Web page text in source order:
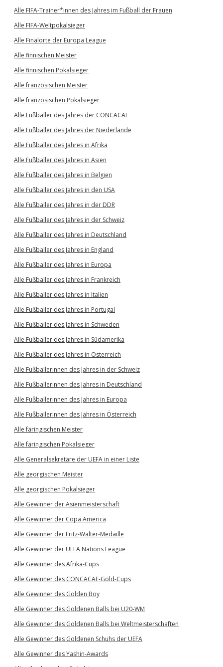
Alle FIFA-Trainer*innen des Jahres im Fußball der Frauen
Alle FIFA-Weltpokalsieger
Alle Finalorte der Europa League
Alle finnischen Meister
Alle finnischen Pokalsieger
Alle französischen Meister
Alle französischen Pokalsieger
Alle Fußballer des Jahres der CONCACAF
Alle Fußballer des Jahres der Niederlande
Alle Fußballer des Jahres in Afrika
Alle Fußballer des Jahres in Asien
Alle Fußballer des Jahres in Belgien
Alle Fußballer des Jahres in den USA
Alle Fußballer des Jahres in der DDR
Alle Fußballer des Jahres in der Schweiz
Alle Fußballer des Jahres in Deutschland
Alle Fußballer des Jahres in England
Alle Fußballer des Jahres in Europa
Alle Fußballer des Jahres in Frankreich
Alle Fußballer des Jahres in Italien
Alle Fußballer des Jahres in Portugal
Alle Fußballer des Jahres in Schweden
Alle Fußballer des Jahres in Südamerika
Alle Fußballer des Jahres in Österreich
Alle Fußballerinnen des Jahres in der Schweiz
Alle Fußballerinnen des Jahres in Deutschland
Alle Fußballerinnen des Jahres in Europa
Alle Fußballerinnen des Jahres in Österreich
Alle färingischen Meister
Alle färingischen Pokalsieger
Alle Generalsekretäre der UEFA in einer Liste
Alle georgischen Meister
Alle georgischen Pokalsieger
Alle Gewinner der Asienmeisterschaft
Alle Gewinner der Copa America
Alle Gewinner der Fritz-Walter-Medaille
Alle Gewinner der UEFA Nations League
Alle Gewinner des Afrika-Cups
Alle Gewinner des CONCACAF-Gold-Cups
Alle Gewinner des Golden Boy
Alle Gewinner des Goldenen Balls bei U20-WM
Alle Gewinner des Goldenen Balls bei Weltmeisterschaften
Alle Gewinner des Goldenen Schuhs der UEFA
Alle Gewinner des Yashin-Awards